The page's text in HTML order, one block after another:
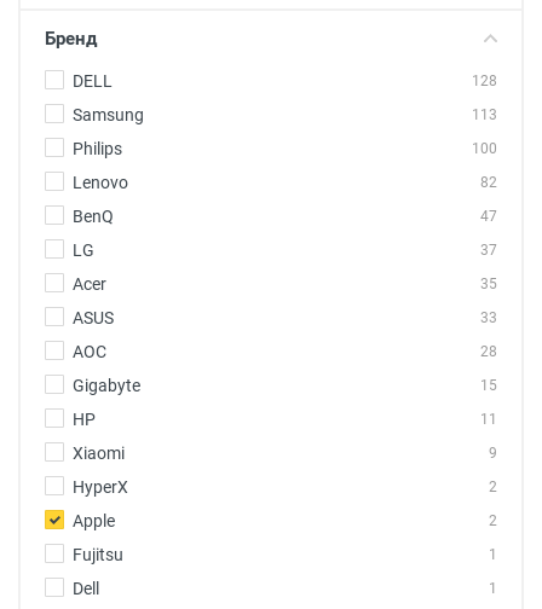
Бренд
DELL 128
Samsung 113
Philips 100
Lenovo 82
BenQ 47
LG 37
Acer 35
ASUS 33
AOC 28
Gigabyte 15
HP 11
Xiaomi 9
HyperX 2
Apple 2
Fujitsu 1
Dell 1